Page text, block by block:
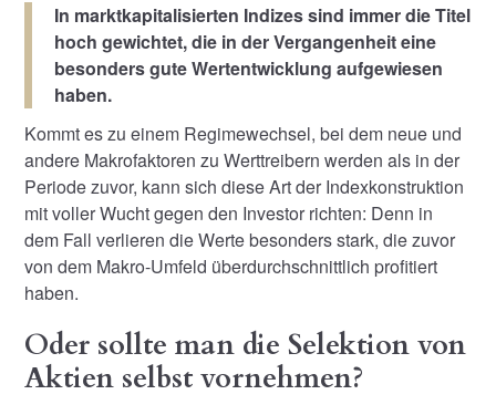
In marktkapitalisierten Indizes sind immer die Titel
hoch gewichtet, die in der Vergangenheit eine
besonders gute Wertentwicklung aufgewiesen
haben.
Kommt es zu einem Regimewechsel, bei dem neue und
andere Makrofaktoren zu Werttreibern werden als in der
Periode zuvor, kann sich diese Art der Indexkonstruktion
mit voller Wucht gegen den Investor richten: Denn in
dem Fall verlieren die Werte besonders stark, die zuvor
von dem Makro-Umfeld überdurchschnittlich profitiert
haben.
Oder sollte man die Selektion von
Aktien selbst vornehmen?